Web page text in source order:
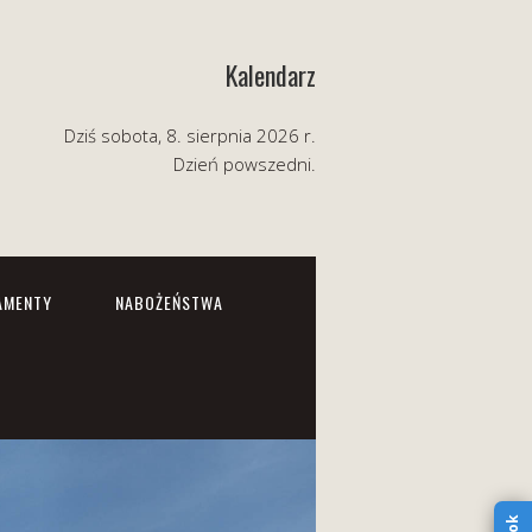
Kalendarz
Dziś sobota, 8. sierpnia 2026 r.
Dzień powszedni.
NABOŻEŃSTWA